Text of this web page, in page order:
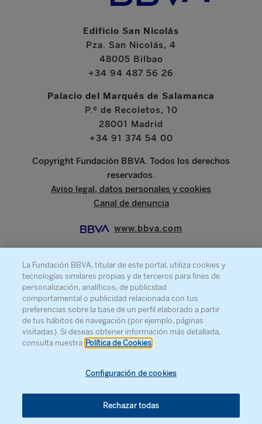
Edificio San Nicolás
Pza. San Nicolás, 4
48005 Bilbao
+34 94 487 56 26
Palacio del Marqués de Salamanca
P.º de Recoletos, 10
28001 Madrid
+34 91 374 54 00
Copyright Fundación BBVA. Todos los derechos
reservados.
Aviso legal, datos personales y cookies
Canal de denuncia
www.bbva.com
SOBRE LA FUNDACIÓN
PRENSA
MAPA WEB
AGENDA
La Fundación BBVA, titular de este portal, utiliza cookies y
tecnologías similares propias y de terceros para fines de
personalización, analíticos, de publicidad
comportamental o publicidad relacionada con tus
preferencias sobre la base de un perfil elaborado a partir
de tus hábitos de navegación (por ejemplo, páginas
visitadas). Si deseas obtener información más detallada,
consulta nuestra Política de Cookies
Configuración de cookies
Rechazar todas